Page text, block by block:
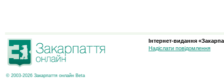
© 2003-2026 Закарпаття онлайн Beta
Інтернет-видання
Надіслати повідомлення